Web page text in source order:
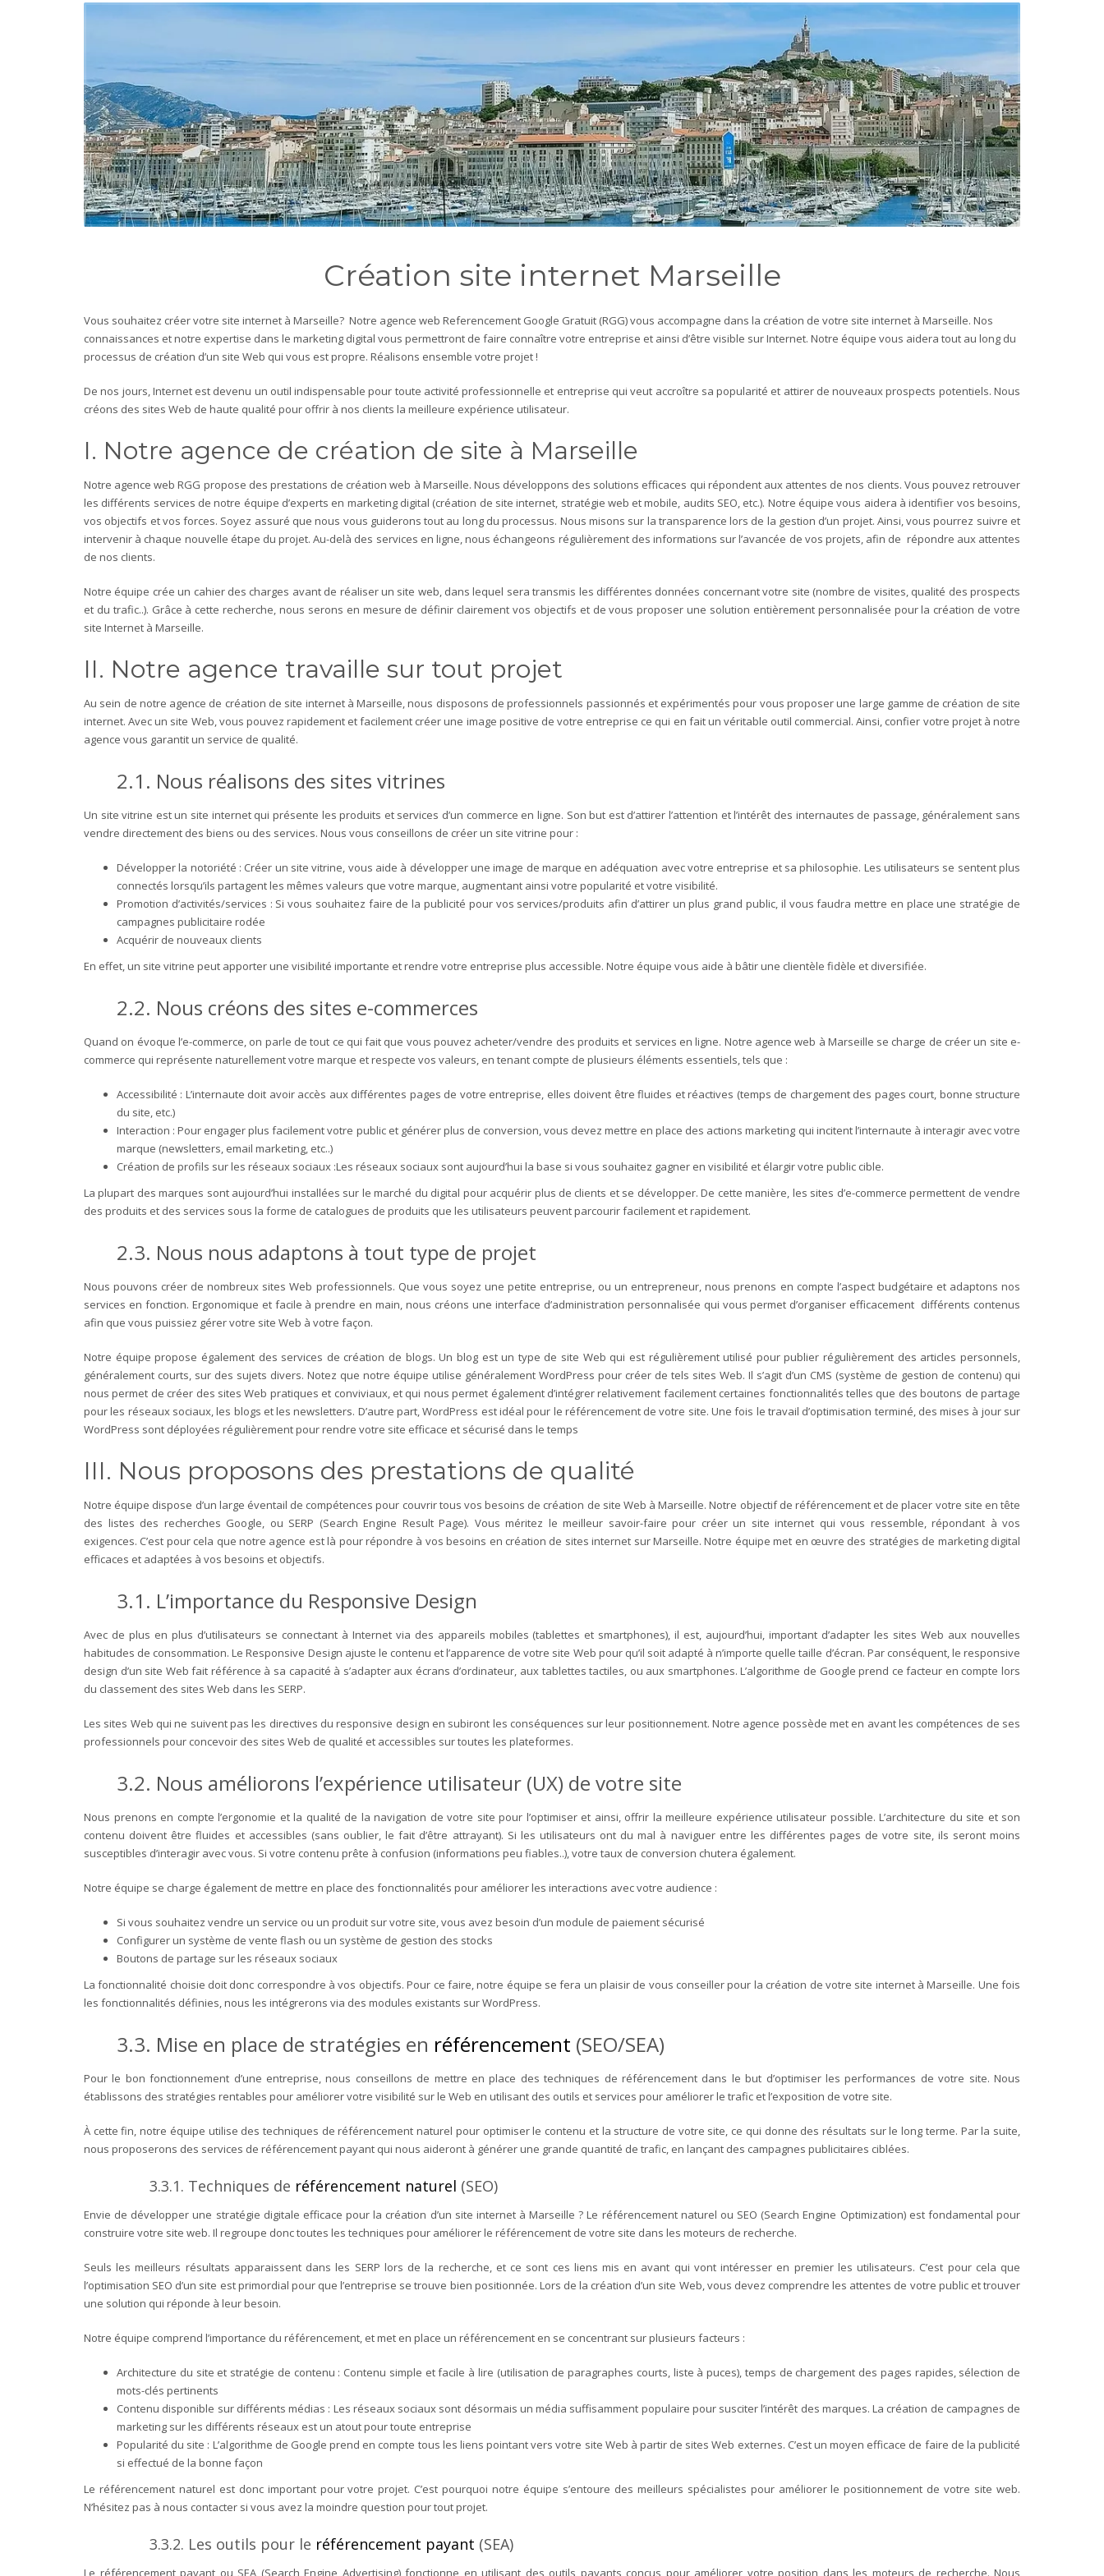
Création site internet Marseille
Vous souhaitez créer votre site internet à Marseille? Notre agence web Referencement Google Gratuit (RGG) vous accompagne dans la création de votre site internet à Marseille. Nos
connaissances et notre expertise dans le marketing digital vous permettront de faire connaître votre entreprise et ainsi d’être visible sur Internet. Notre équipe vous aidera tout au long du
processus de création d’un site Web qui vous est propre. Réalisons ensemble votre projet !
De nos jours, Internet est devenu un outil indispensable pour toute activité professionnelle et entreprise qui veut accroître sa popularité et attirer de nouveaux prospects potentiels. Nous
créons des sites Web de haute qualité pour offrir à nos clients la meilleure expérience utilisateur.
I. Notre agence de création de site à Marseille
Notre agence web RGG propose des prestations de création web à Marseille. Nous développons des solutions efficaces qui répondent aux attentes de nos clients. Vous pouvez retrouver
les différents services de notre équipe d’experts en marketing digital (création de site internet, stratégie web et mobile, audits SEO, etc.). Notre équipe vous aidera à identifier vos besoins,
vos objectifs et vos forces. Soyez assuré que nous vous guiderons tout au long du processus. Nous misons sur la transparence lors de la gestion d’un projet. Ainsi, vous pourrez suivre et
intervenir à chaque nouvelle étape du projet. Au-delà des services en ligne, nous échangeons régulièrement des informations sur l’avancée de vos projets, afin de répondre aux attentes
de nos clients.
Notre équipe crée un cahier des charges avant de réaliser un site web, dans lequel sera transmis les différentes données concernant votre site (nombre de visites, qualité des prospects
et du trafic..). Grâce à cette recherche, nous serons en mesure de définir clairement vos objectifs et de vous proposer une solution entièrement personnalisée pour la création de votre
site Internet à Marseille.
II. Notre agence travaille sur tout projet
Au sein de notre agence de création de site internet à Marseille, nous disposons de professionnels passionnés et expérimentés pour vous proposer une large gamme de création de site
internet.Avec un site Web, vous pouvez rapidement et facilement créer une image positive de votre entreprise ce qui en fait un véritable outil commercial. Ainsi, confier votre projet à notre
agence vous garantit un service de qualité.
2.1. Nous réalisons des sites vitrines
Un site vitrine est un site internet qui présente les produits et services d’un commerce en ligne. Son but est d’attirer l’attention et l’intérêt des internautes de passage, généralement sans
vendre directement des biens ou des services. Nous vous conseillons de créer un site vitrine pour :
Développer la notoriété : Créer un site vitrine, vous aide à développer une image de marque en adéquation avec votre entreprise et sa philosophie. Les utilisateurs se sentent plus
connectés lorsqu’ils partagent les mêmes valeurs que votre marque, augmentant ainsi votre popularité et votre visibilité.
Promotion d’activités/services : Si vous souhaitez faire de la publicité pour vos services/produits afin d’attirer un plus grand public, il vous faudra mettre en place une stratégie de
campagnes publicitaire rodée
Acquérir de nouveaux clients
En effet, un site vitrine peut apporter une visibilité importante et rendre votre entreprise plus accessible. Notre équipe vous aide à bâtir une clientèle fidèle et diversifiée.
2.2. Nous créons des sites e-commerces
Quand on évoque l’e-commerce, on parle de tout ce qui fait que vous pouvez acheter/vendre des produits et services en ligne. Notre agence web à Marseille se charge de créer un site e-
commerce qui représente naturellement votre marque et respecte vos valeurs, en tenant compte de plusieurs éléments essentiels, tels que :
Accessibilité : L’internaute doit avoir accès aux différentes pages de votre entreprise, elles doivent être fluides et réactives (temps de chargement des pages court, bonne structure
du site, etc.)
Interaction : Pour engager plus facilement votre public et générer plus de conversion, vous devez mettre en place des actions marketing qui incitent l’internaute à interagir avec votre
marque (newsletters, email marketing, etc..)
Création de profils sur les réseaux sociaux :Les réseaux sociaux sont aujourd’hui la base si vous souhaitez gagner en visibilité et élargir votre public cible.
La plupart des marques sont aujourd’hui installées sur le marché du digital pour acquérir plus de clients et se développer. De cette manière, les sites d’e-commerce permettent de vendre
des produits et des services sous la forme de catalogues de produits que les utilisateurs peuvent parcourir facilement et rapidement.
2.3. Nous nous adaptons à tout type de projet
Nous pouvons créer de nombreux sites Web professionnels. Que vous soyez une petite entreprise, ou un entrepreneur, nous prenons en compte l’aspect budgétaire et adaptons nos
services en fonction. Ergonomique et facile à prendre en main, nous créons une interface d’administration personnalisée qui vous permet d’organiser efficacement différents contenus
afin que vous puissiez gérer votre site Web à votre façon.
Notre équipe propose également des services de création de blogs. Un blog est un type de site Web qui est régulièrement utilisé pour publier régulièrement des articles personnels,
généralement courts, sur des sujets divers. Notez que notre équipe utilise généralement WordPress pour créer de tels sites Web. Il s’agit d’un CMS (système de gestion de contenu) qui
nous permet de créer des sites Web pratiques et conviviaux, et qui nous permet également d’intégrer relativement facilement certaines fonctionnalités telles que des boutons de partage
pour les réseaux sociaux, les blogs et les newsletters. D’autre part, WordPress est idéal pour le référencement de votre site. Une fois le travail d’optimisation terminé, des mises à jour sur
WordPress sont déployées régulièrement pour rendre votre site efficace et sécurisé dans le temps
III. Nous proposons des prestations de qualité
Notre équipe dispose d’un large éventail de compétences pour couvrir tous vos besoins de création de site Web à Marseille.Notre objectif de référencement et de placer votre site en tête
des listes des recherches Google, ou SERP (Search Engine Result Page). Vous méritez le meilleur savoir-faire pour créer un site internet qui vous ressemble, répondant à vos
exigences. C’est pour cela que notre agence est là pour répondre à vos besoins en création de sites internet sur Marseille. Notre équipe met en œuvre des stratégies de marketing digital
efficaces et adaptées à vos besoins et objectifs.
3.1. L’importance du Responsive Design
Avec de plus en plus d’utilisateurs se connectant à Internet via des appareils mobiles (tablettes et smartphones), il est, aujourd’hui, important d’adapter les sites Web aux nouvelles
habitudes de consommation. Le Responsive Design ajuste le contenu et l’apparence de votre site Web pour qu’il soit adapté à n’importe quelle taille d’écran. Par conséquent, le responsive
design d’un site Web fait référence à sa capacité à s’adapter aux écrans d’ordinateur, aux tablettes tactiles, ou aux smartphones. L’algorithme de Google prend ce facteur en compte lors
du classement des sites Web dans les SERP.
Les sites Web qui ne suivent pas les directives du responsive design en subiront les conséquences sur leur positionnement.Notre agence possède met en avant les compétences de ses
professionnels pour concevoir des sites Web de qualité et accessibles sur toutes les plateformes.
3.2. Nous améliorons l’expérience utilisateur (UX) de votre site
Nous prenons en compte l’ergonomie et la qualité de la navigation de votre site pour l’optimiser et ainsi, offrir la meilleure expérience utilisateur possible. L’architecture du site et son
contenu doivent être fluides et accessibles (sans oublier, le fait d’être attrayant). Si les utilisateurs ont du mal à naviguer entre les différentes pages de votre site, ils seront moins
susceptibles d’interagir avec vous. Si votre contenu prête à confusion (informations peu fiables..), votre taux de conversion chutera également.
Notre équipe se charge également de mettre en place des fonctionnalités pour améliorer les interactions avec votre audience :
Si vous souhaitez vendre un service ou un produit sur votre site, vous avez besoin d’un module de paiement sécurisé
Configurer un système de vente flash ou un système de gestion des stocks
Boutons de partage sur les réseaux sociaux
La fonctionnalité choisie doit donc correspondre à vos objectifs. Pour ce faire, notre équipe se fera un plaisir de vous conseiller pour la création de votre site internet à Marseille. Une fois
les fonctionnalités définies, nous les intégrerons via des modules existants sur WordPress.
3.3. Mise en place de stratégies en référencement (SEO/SEA)
Pour le bon fonctionnement d’une entreprise, nous conseillons de mettre en place des techniques de référencement dans le but d’optimiser les performances de votre site. Nous
établissons des stratégies rentables pour améliorer votre visibilité sur le Web en utilisant des outils et services pour améliorer le trafic et l’exposition de votre site.
À cette fin, notre équipe utilise des techniques de référencement naturel pour optimiser le contenu et la structure de votre site, ce qui donne des résultats sur le long terme. Par la suite,
nous proposerons des services de référencement payant qui nous aideront à générer une grande quantité de trafic, en lançant des campagnes publicitaires ciblées.
3.3.1. Techniques de référencement naturel (SEO)
Envie de développer une stratégie digitale efficace pour la création d’un site internet à Marseille ? Le référencement naturel ou SEO (Search Engine Optimization) est fondamental pour
construire votre site web. Il regroupe donc toutes les techniques pour améliorer le référencement de votre site dans les moteurs de recherche.
Seuls les meilleurs résultats apparaissent dans les SERP lors de la recherche, et ce sont ces liens mis en avant qui vont intéresser en premier les utilisateurs. C’est pour cela que
l’optimisation SEO d’un site est primordial pour que l’entreprise se trouve bien positionnée. Lors de la création d’un site Web, vous devez comprendre les attentes de votre public et trouver
une solution qui réponde à leur besoin.
Notre équipe comprend l’importance du référencement, et met en place un référencement en se concentrant sur plusieurs facteurs :
Architecture du site et stratégie de contenu : Contenu simple et facile à lire (utilisation de paragraphes courts, liste à puces), temps de chargement des pages rapides, sélection de
mots-clés pertinents
Contenu disponible sur différents médias : Les réseaux sociaux sont désormais un média suffisamment populaire pour susciter l’intérêt des marques. La création de campagnes de
marketing sur les différents réseaux est un atout pour toute entreprise
Popularité du site : L’algorithme de Google prend en compte tous les liens pointant vers votre site Web à partir de sites Web externes. C’est un moyen efficace de faire de la publicité
si effectué de la bonne façon
Le référencement naturel est donc important pour votre projet. C’est pourquoi notre équipe s’entoure des meilleurs spécialistes pour améliorer le positionnement de votre site web.
N’hésitez pas à nous contacter si vous avez la moindre question pour tout projet.
3.3.2. Les outils pour le référencement payant (SEA)
Le référencement payant ou SEA (Search Engine Advertising) fonctionne en utilisant des outils payants conçus pour améliorer votre position dans les moteurs de recherche. Nous